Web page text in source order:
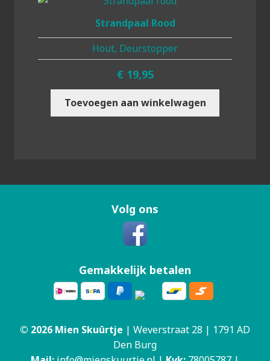
Strandpaal Rood
Hout, Deurstopper
€ 19,95
Toevoegen aan winkelwagen
Volg ons
Gemakkelijk betalen
© 2026 Mien Skuûrtje | Weverstraat 28 | 1791 AD
Den Burg